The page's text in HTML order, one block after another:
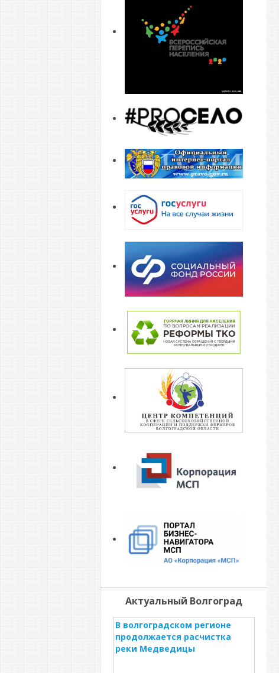
Актуальный Волгоград
В волгоградском регионе
продолжается расчистка
реки Медведицы